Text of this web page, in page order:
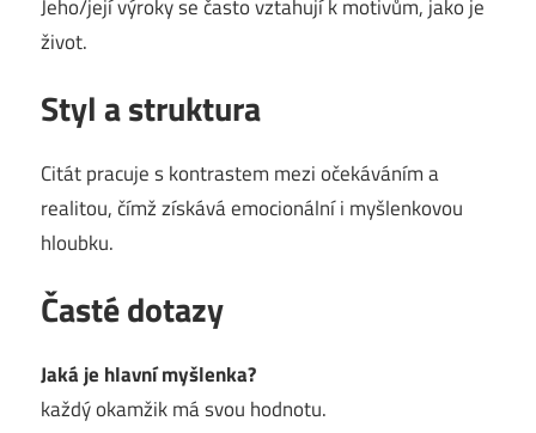
Jeho/její výroky se často vztahují k motivům, jako je
život.
Styl a struktura
Citát pracuje s kontrastem mezi očekáváním a
realitou, čímž získává emocionální i myšlenkovou
hloubku.
Časté dotazy
Jaká je hlavní myšlenka?
každý okamžik má svou hodnotu.